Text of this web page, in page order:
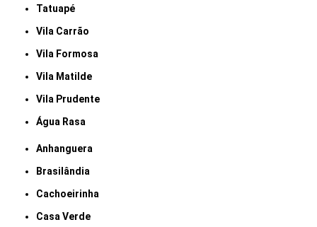
Tatuapé
Vila Carrão
Vila Formosa
Vila Matilde
Vila Prudente
Água Rasa
Anhanguera
Brasilândia
Cachoeirinha
Casa Verde